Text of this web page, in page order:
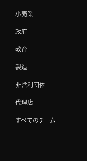
小売業
政府
教育
製造
非営利団体
代理店
すべてのチーム